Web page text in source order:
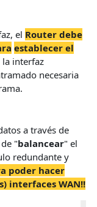
el Router debe
establecer el
la interfaz
necesaria
a través de
"balancear" el
redundante y
poder hacer
interfaces WAN!!